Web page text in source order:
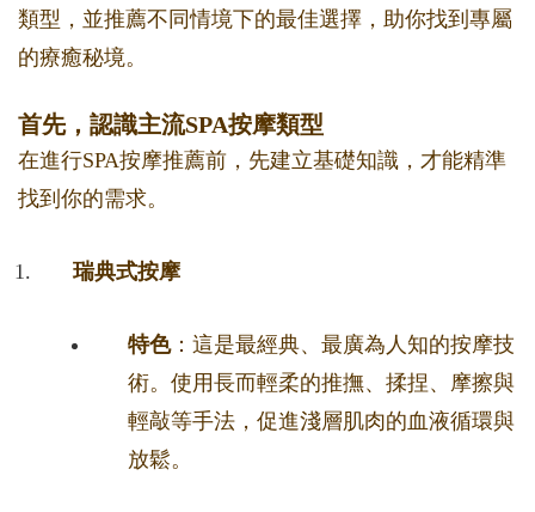
類型，並推薦不同情境下的最佳選擇，助你找到專屬
的療癒秘境。
首先，認識主流SPA按摩類型
在進行SPA按摩推薦前，先建立基礎知識，才能精準
找到你的需求。
瑞典式按摩
特色：這是最經典、最廣為人知的按摩技
術。使用長而輕柔的推撫、揉捏、摩擦與
輕敲等手法，促進淺層肌肉的血液循環與
放鬆。